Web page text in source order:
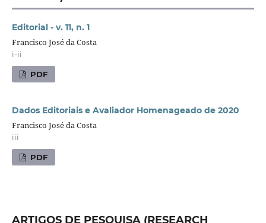
Editorial - v. 11, n. 1
Francisco José da Costa
i-ii
PDF
Dados Editoriais e Avaliador Homenageado de 2020
Francisco José da Costa
iii
PDF
ARTIGOS DE PESQUISA (RESEARCH